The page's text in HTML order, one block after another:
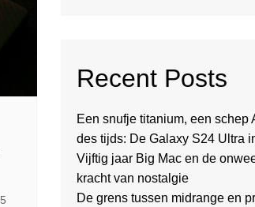
Recent Posts
Een snufje titanium, een schep
des tijds: De Galaxy S24 Ultra
Vijftig jaar Big Mac en de
kracht van nostalgie
De grens tussen midrange en